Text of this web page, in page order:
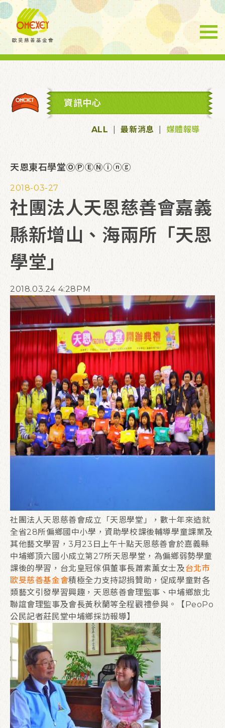
資訊中心
ALL 最新消息 媒體報導
天恩東石學堂ⓄⓅⒺⓃⓘⓝⓖ
2018-03-27
社團法人天恩慈善會嘉義
縣新增山、海兩所「天恩
學堂」
2018.03.24 4:28PM
社團法人天恩慈善會成立「天恩學堂」，數十年來造就
全省28所偏鄉國中小學，資助學校課後輔導學童課業及
其他藝文學習，3月23日上午十點天恩慈善會於嘉義縣
中埔鄉頂六國小成立第27所天恩學堂，為偏鄉弱勢學童
課後的學習，台北皇冠傢俱董事長蕭素薰女士及台北市
歐旻慈善基金會積極全力支持認捐贊助，促成學童對各
類藝文引發學習興趣，天恩慈善會理監事、中埔鄉旅北
聯誼會理監事及會長黃秋蘭等全程觀禮參與。【PeoPo
公民記者莊民堂中埔鄉採訪報導】